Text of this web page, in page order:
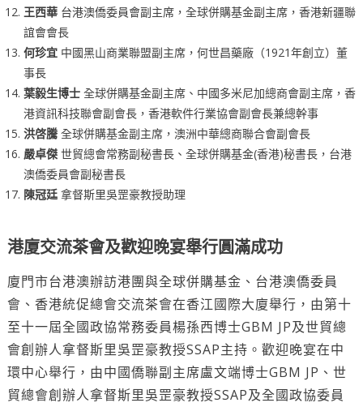
王西華台港澳僑委員會副主席，全球併購基金副主席，香港新疆聯
誼會會長
何珍宜中國黑山商業聯盟副主席，何世昌藥廠（1921年創立）董
事長
葉毅生博士全球併購基金副主席、中國多米尼加總商會副主席，香
港資訊科技聯會副會長，香港軟件行業協會副會長兼總幹事
洪啓騰全球併購基金副主席，澳洲中華總商聯合會副會長
嚴卓傑 世貿總會常務副秘書長、全球併購基金(香港)秘書長，台港
澳僑委員會副秘書長
陳冠廷拿督斯里吳罡豪教授助理
港廈交流茶會及歡迎晚宴舉行圓滿成功
廈門市台港澳辦訪港團與全球併購基金、台港澳僑委員
會、香港統促總會交流茶會在香江國際大廈舉行，由第十
至十一屆全國政協常務委員楊孫西博士GBM JP及世貿總
會創辦人拿督斯里吳罡豪教授SSAP主持。歡迎晚宴在中
環中心舉行，由中國僑聯副主席盧文端博士GBM JP、世
貿總會創辦人拿督斯里吳罡豪教授SSAP及全國政協委員